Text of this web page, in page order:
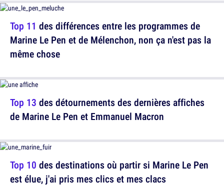
Top 13 des détournements des dernières affiches
de Marine Le Pen et Emmanuel Macron
Top 11 des différences entre les programmes de
Marine Le Pen et de Mélenchon, non ça n'est pas la
même chose
Top 10 des destinations où partir si Marine Le Pen
est élue, j'ai pris mes clics et mes clacs